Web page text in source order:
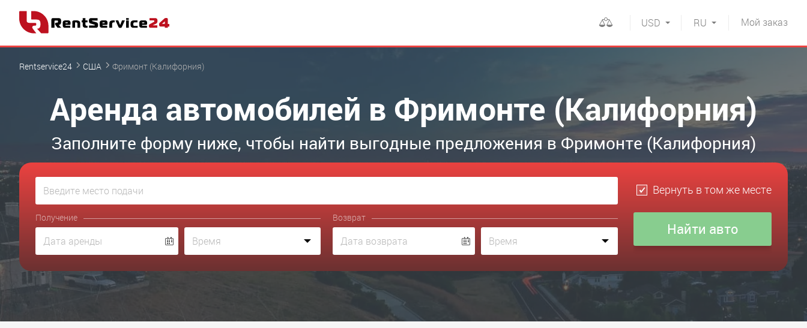
Мой заказ
RU
USD
Rentservice24 США Фримонт (Калифорния)
Аренда автомобилей в Фримонте (Калифорния)
Заполните форму ниже, чтобы найти выгодные предложения в Фримонте (Калифорния)
Вернуть в том же месте
Получение Возврат